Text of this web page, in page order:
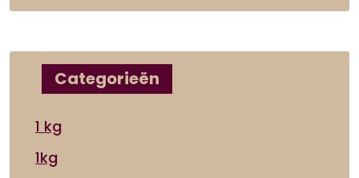
Categorieën
1 kg
1kg